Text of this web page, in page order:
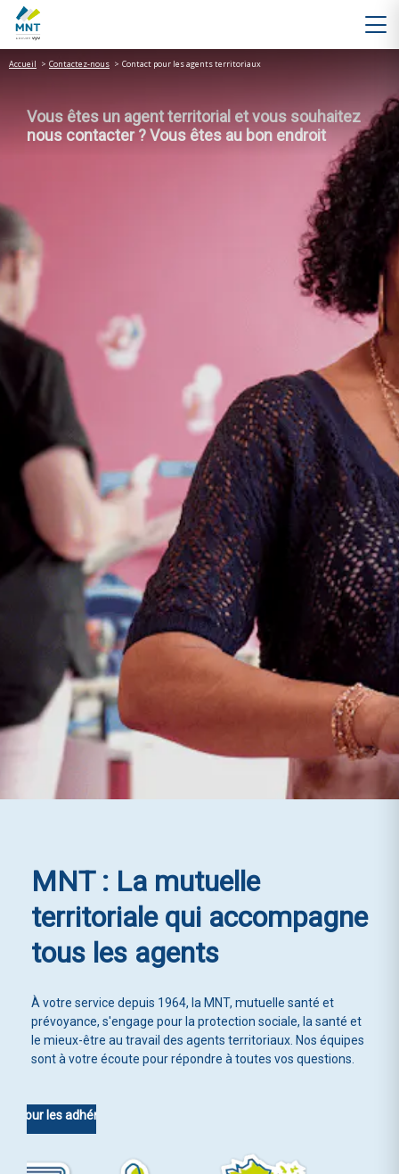
Accueil > Contactez-nous > Contact pour les agents territoriaux
Vous êtes un agent territorial et vous souhaitez
nous contacter ? Vous êtes au bon endroit
MNT : La mutuelle
territoriale qui accompagne
tous les agents
À votre service depuis 1964, la MNT, mutuelle santé et
prévoyance, s'engage pour la protection sociale, la santé et
le mieux-être au travail des agents territoriaux. Nos équipes
sont à votre écoute pour répondre à toutes vos questions.
Pour les adhérents MNT